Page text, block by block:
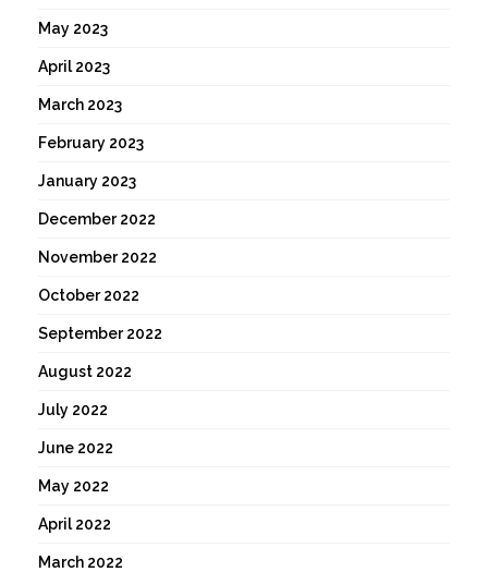
May 2023
April 2023
March 2023
February 2023
January 2023
December 2022
November 2022
October 2022
September 2022
August 2022
July 2022
June 2022
May 2022
April 2022
March 2022